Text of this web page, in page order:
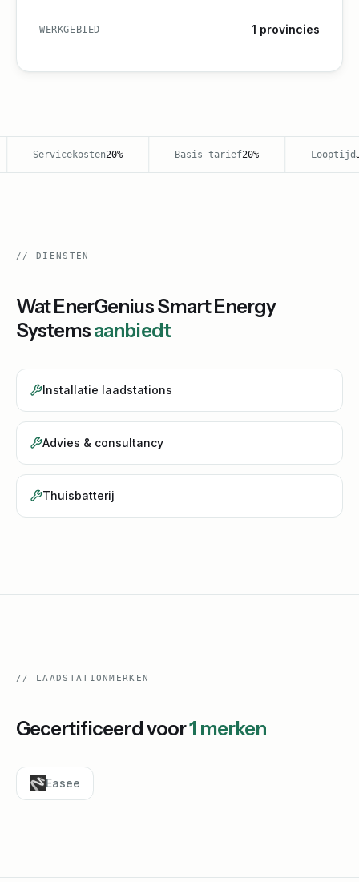
WERKGEBIED 1 provincies
Servicekosten20% Basis tarief20% Looptijd
// DIENSTEN
WatEnerGenius Smart Energy
Systemsaanbiedt
Installatie laadstations
Advies & consultancy
Thuisbatterij
// LAADSTATIONMERKEN
Gecertificeerd voor1merken
Easee